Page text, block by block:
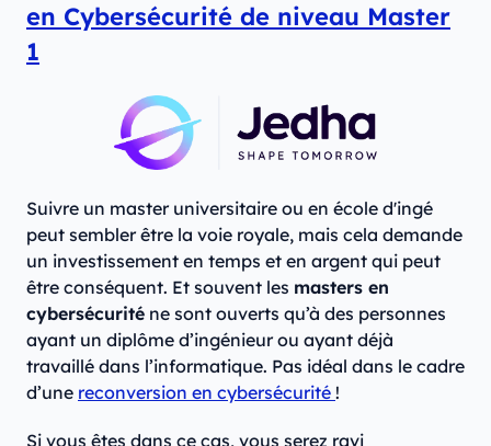
en Cybersécurité de niveau Master
1
Suivre un master universitaire ou en école d'ingé
peut sembler être la voie royale, mais cela demande
un investissement en temps et en argent qui peut
être conséquent. Et souvent les masters en
cybersécurité ne sont ouverts qu’à des personnes
ayant un diplôme d’ingénieur ou ayant déjà
travaillé dans l’informatique. Pas idéal dans le cadre
d’une reconversion en cybersécurité !
Si vous êtes dans ce cas, vous serez ravi